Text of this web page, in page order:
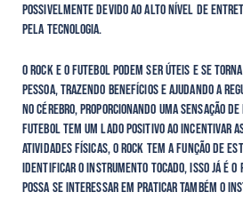
possivelmente devido ao alto nível de
pela tecnologia.
O rock e o futebol podem ser úteis e se
pessoa, trazendo benefícios e ajudando a
no cérebro, proporcionando uma sensação de
futebol tem um lado positivo ao incentivar
atividades físicas, o rock tem a função de
identificar o instrumento tocado, isso já é o
possa se interessar em praticar também o